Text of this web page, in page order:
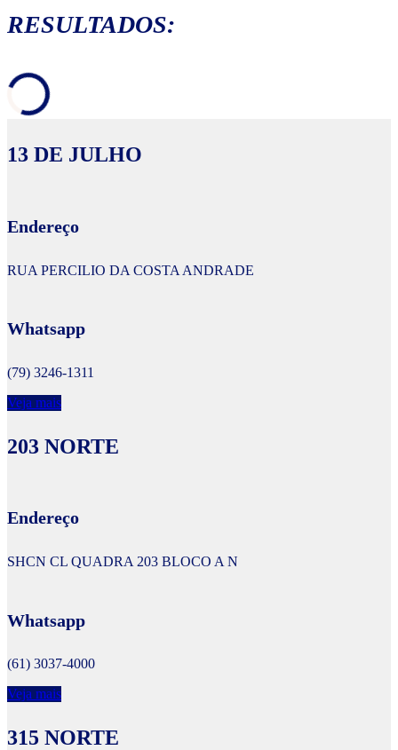
RESULTADOS:
13 DE JULHO
Endereço
RUA PERCILIO DA COSTA ANDRADE
Whatsapp
(79) 3246-1311
Veja mais
203 NORTE
Endereço
SHCN CL QUADRA 203 BLOCO A N
Whatsapp
(61) 3037-4000
Veja mais
315 NORTE